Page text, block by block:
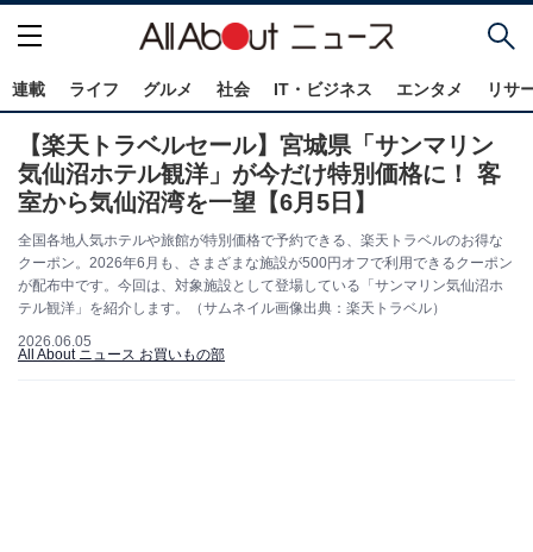
連載 ライフ グルメ 社会 IT・ビジネス エンタメ リサ
【楽天トラベルセール】宮城県「サンマリン
気仙沼ホテル観洋」が今だけ特別価格に！ 客
室から気仙沼湾を一望【6月5日】
全国各地人気ホテルや旅館が特別価格で予約できる、楽天トラベルのお得な
クーポン。2026年6月も、さまざまな施設が500円オフで利用できるクーポン
が配布中です。今回は、対象施設として登場している「サンマリン気仙沼ホ
テル観洋」を紹介します。（サムネイル画像出典：楽天トラベル）
2026.06.05
All About ニュース お買いもの部